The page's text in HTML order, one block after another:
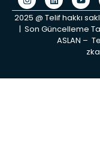
2025 @ Telif hakkı
| Son Güncelleme
ASLAN –